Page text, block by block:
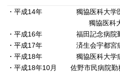
・平成14年 獨協医科大学医
獨協医科大学消化
・平成16年 福田記念病院
・平成17年 済生会宇都宮病
・平成18年 獨協医科大学病
・平成18年10月 佐野市民病院勤